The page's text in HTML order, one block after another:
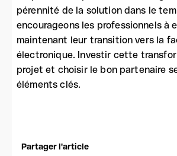
pérennité de la solution dans le
encourageons les professionnels à
maintenant leur transition vers la
électronique. Investir cette
projet et choisir le bon partenaire
éléments clés.
Partager l'article